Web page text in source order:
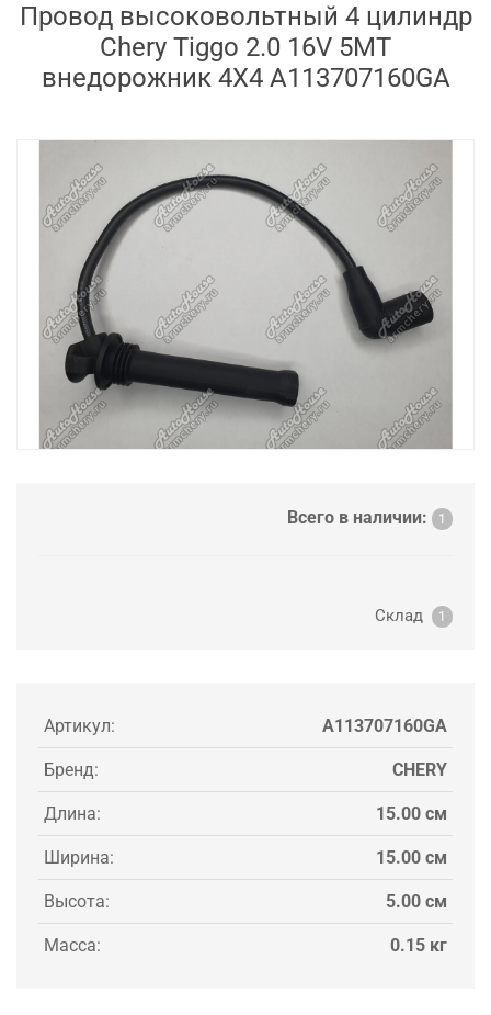
Провод высоковольтный 4 цилиндр
Chery Tiggo 2.0 16V 5MT
внедорожник 4X4 A113707160GA
Всего в наличии: 1
Склад 1
Артикул: A113707160GA
Бренд: CHERY
Длина: 15.00 см
Ширина: 15.00 см
Высота: 5.00 см
Масса: 0.15 кг